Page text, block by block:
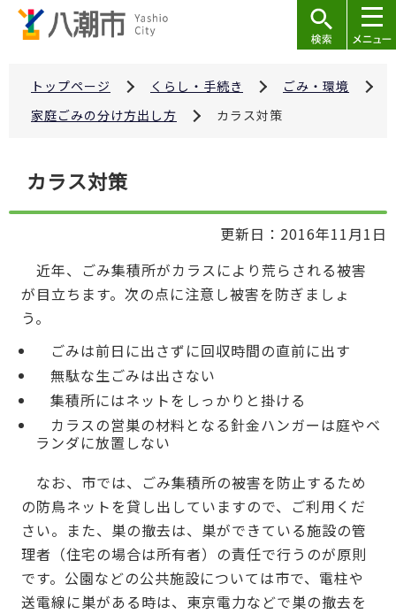
トップページ くらし・手続き
ごみ・環境
家庭ごみの分け方出し方
カラス対策
こ
カラス対策
更新日：2016年11月1日
近年、ごみ集積所がカラスにより荒らされる被害
が目立ちます。次の点に注意し被害を防ぎましょ
う。
ごみは前日に出さずに回収時間の直前に出す
無駄な生ごみは出さない
集積所にはネットをしっかりと掛ける
カラスの営巣の材料となる針金ハンガーは庭やベ
ランダに放置しない
なお、市では、ごみ集積所の被害を防止するため
の防鳥ネットを貸し出していますので、ご利用くだ
さい。また、巣の撤去は、巣ができている施設の管
理者（住宅の場合は所有者）の責任で行うのが原則
です。公園などの公共施設については市で、電柱や
送電線に巣がある時は、東京電力などで巣の撤去を